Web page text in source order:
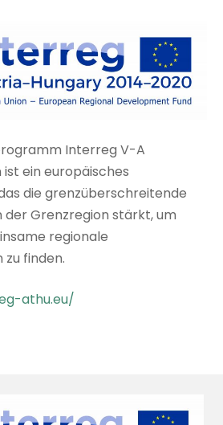
Interreg V-A
ein europäisches
die grenzüberschreitende
der Grenzregion stärkt, um
regionale
finden.
athu.eu/